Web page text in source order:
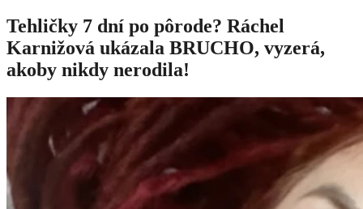
Tehličky 7 dní po pôrode? Ráchel
Karnižová ukázala BRUCHO, vyzerá,
akoby nikdy nerodila!